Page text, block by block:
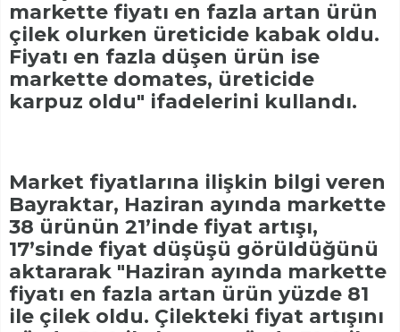
markette fiyatı en fazla artan ürün
çilek olurken üreticide kabak oldu.
Fiyatı en fazla düşen ürün ise
markette domates, üreticide
karpuz oldu" ifadelerini kullandı.
Market fiyatlarına ilişkin bilgi veren
Bayraktar, Haziran ayında markette
38 ürünün 21’inde fiyat artışı,
17’sinde fiyat düşüşü görüldüğünü
aktararak "Haziran ayında markette
fiyatı en fazla artan ürün yüzde 81
ile çilek oldu. Çilekteki fiyat artışını